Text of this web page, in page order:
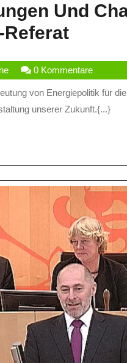
Und
Die
Der
Im
ilk-
online
0 Kommentare
unserer Zukunft.{...}